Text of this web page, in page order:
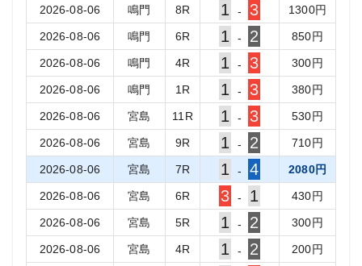
2026-08-06 鳴門 8R 1 - 3 1300円
2026-08-06 鳴門 6R 1 - 2 850円
2026-08-06 鳴門 4R 1 - 3 300円
2026-08-06 鳴門 1 R 1 - 3 380円
2026-08-06 宮島 11 R 1 - 3 530円
2026-08-06 宮島 9R 1 - 2 710円
2026-08-06 宮島 7R 1 - 4 2080円
2026-08-06 宮島 6R 3 - 1 430円
2026-08-06 宮島 5R 1 - 2 300円
2026-08-06 宮島 4R 1 - 2 200円